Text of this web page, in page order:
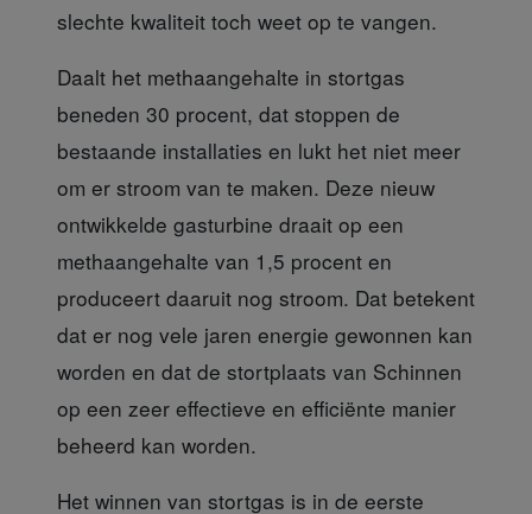
slechte kwaliteit toch weet op te vangen.
Daalt het methaangehalte in stortgas
beneden 30 procent, dat stoppen de
bestaande installaties en lukt het niet meer
om er stroom van te maken. Deze nieuw
ontwikkelde gasturbine draait op een
methaangehalte van 1,5 procent en
produceert daaruit nog stroom. Dat betekent
dat er nog vele jaren energie gewonnen kan
worden en dat de stortplaats van Schinnen
op een zeer effectieve en efficiënte manier
beheerd kan worden.
Het winnen van stortgas is in de eerste